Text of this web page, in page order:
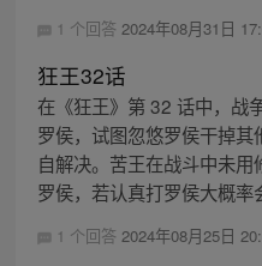
1 个回答 2024年08月31日
狂王32话
在《狂王》第 32 话中，战
罗侯，试图忽悠罗侯干掉
自解决。苦王在战斗中未
罗侯，若认真打罗侯大概
1 个回答 2024年08月25日